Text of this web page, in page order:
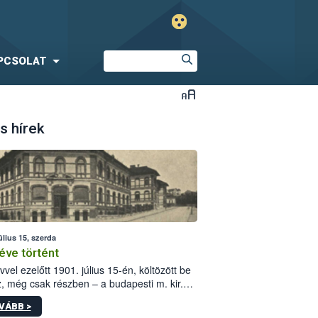
hírek
15, szerda
történt
ezelőtt 1901. július 15-én, költözött be
még csak részben – a budapesti m. kir.
állomás a Kis Rókus utca
alatti, Czigler Győző által tervezett új
>